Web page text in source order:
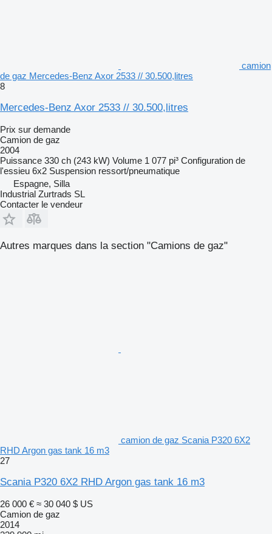
camion
de gaz Mercedes-Benz Axor 2533 // 30.500,litres
8
Mercedes-Benz Axor 2533 // 30.500,litres
Prix sur demande
Camion de gaz
2004
Puissance 330 ch (243 kW) Volume 1 077 pi³ Configuration de
l'essieu 6x2 Suspension ressort/pneumatique
Espagne, Silla
Industrial Zurtrads SL
Contacter le vendeur
Autres marques dans la section "Camions de gaz"
camion de gaz Scania P320 6X2
RHD Argon gas tank 16 m3
27
Scania P320 6X2 RHD Argon gas tank 16 m3
26 000 € ≈ 30 040 $ US
Camion de gaz
2014